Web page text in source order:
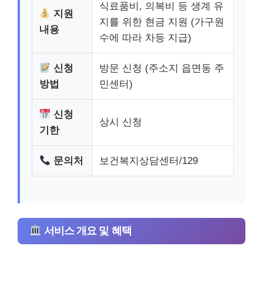
지원
내용
식료품비, 의복비 등 생계 유
지를 위한 현금 지원 (가구원
수에 따라 차등 지급)
신청
방법
방문 신청 (주소지 읍면동 주
민센터)
신청
기한
상시 신청
문의처 보건복지상담센터/129
서비스 개요 및 혜택